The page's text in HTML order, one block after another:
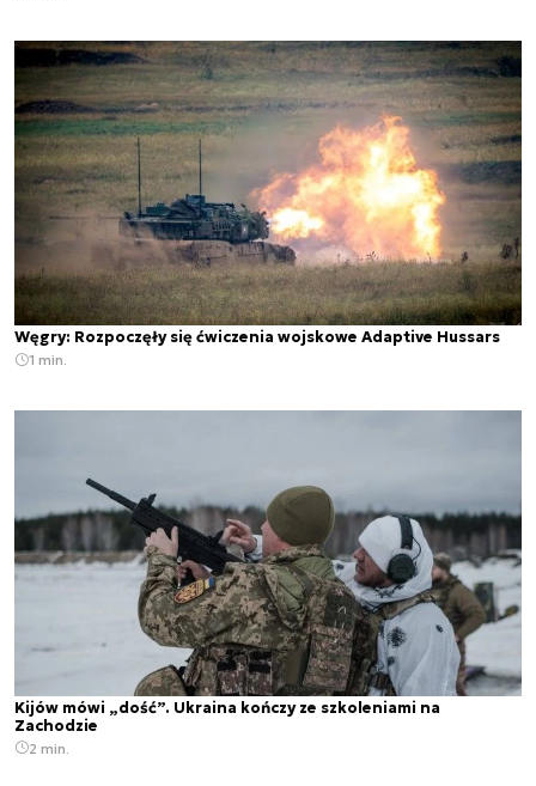
Węgry: Rozpoczęły się ćwiczenia wojskowe Adaptive Hussars
1 min.
Kijów mówi „dość”. Ukraina kończy ze szkoleniami na
Zachodzie
2 min.